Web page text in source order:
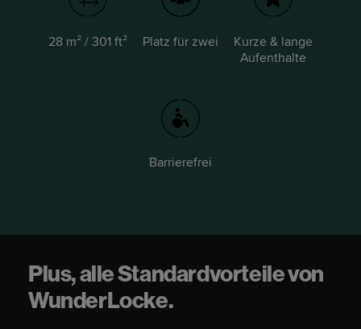
28 m² / 301 ft² Platz für zwei
Kurze & lange
Aufenthalte
Barrierefrei
Plus, alle Standardvorteile von
WunderLocke.